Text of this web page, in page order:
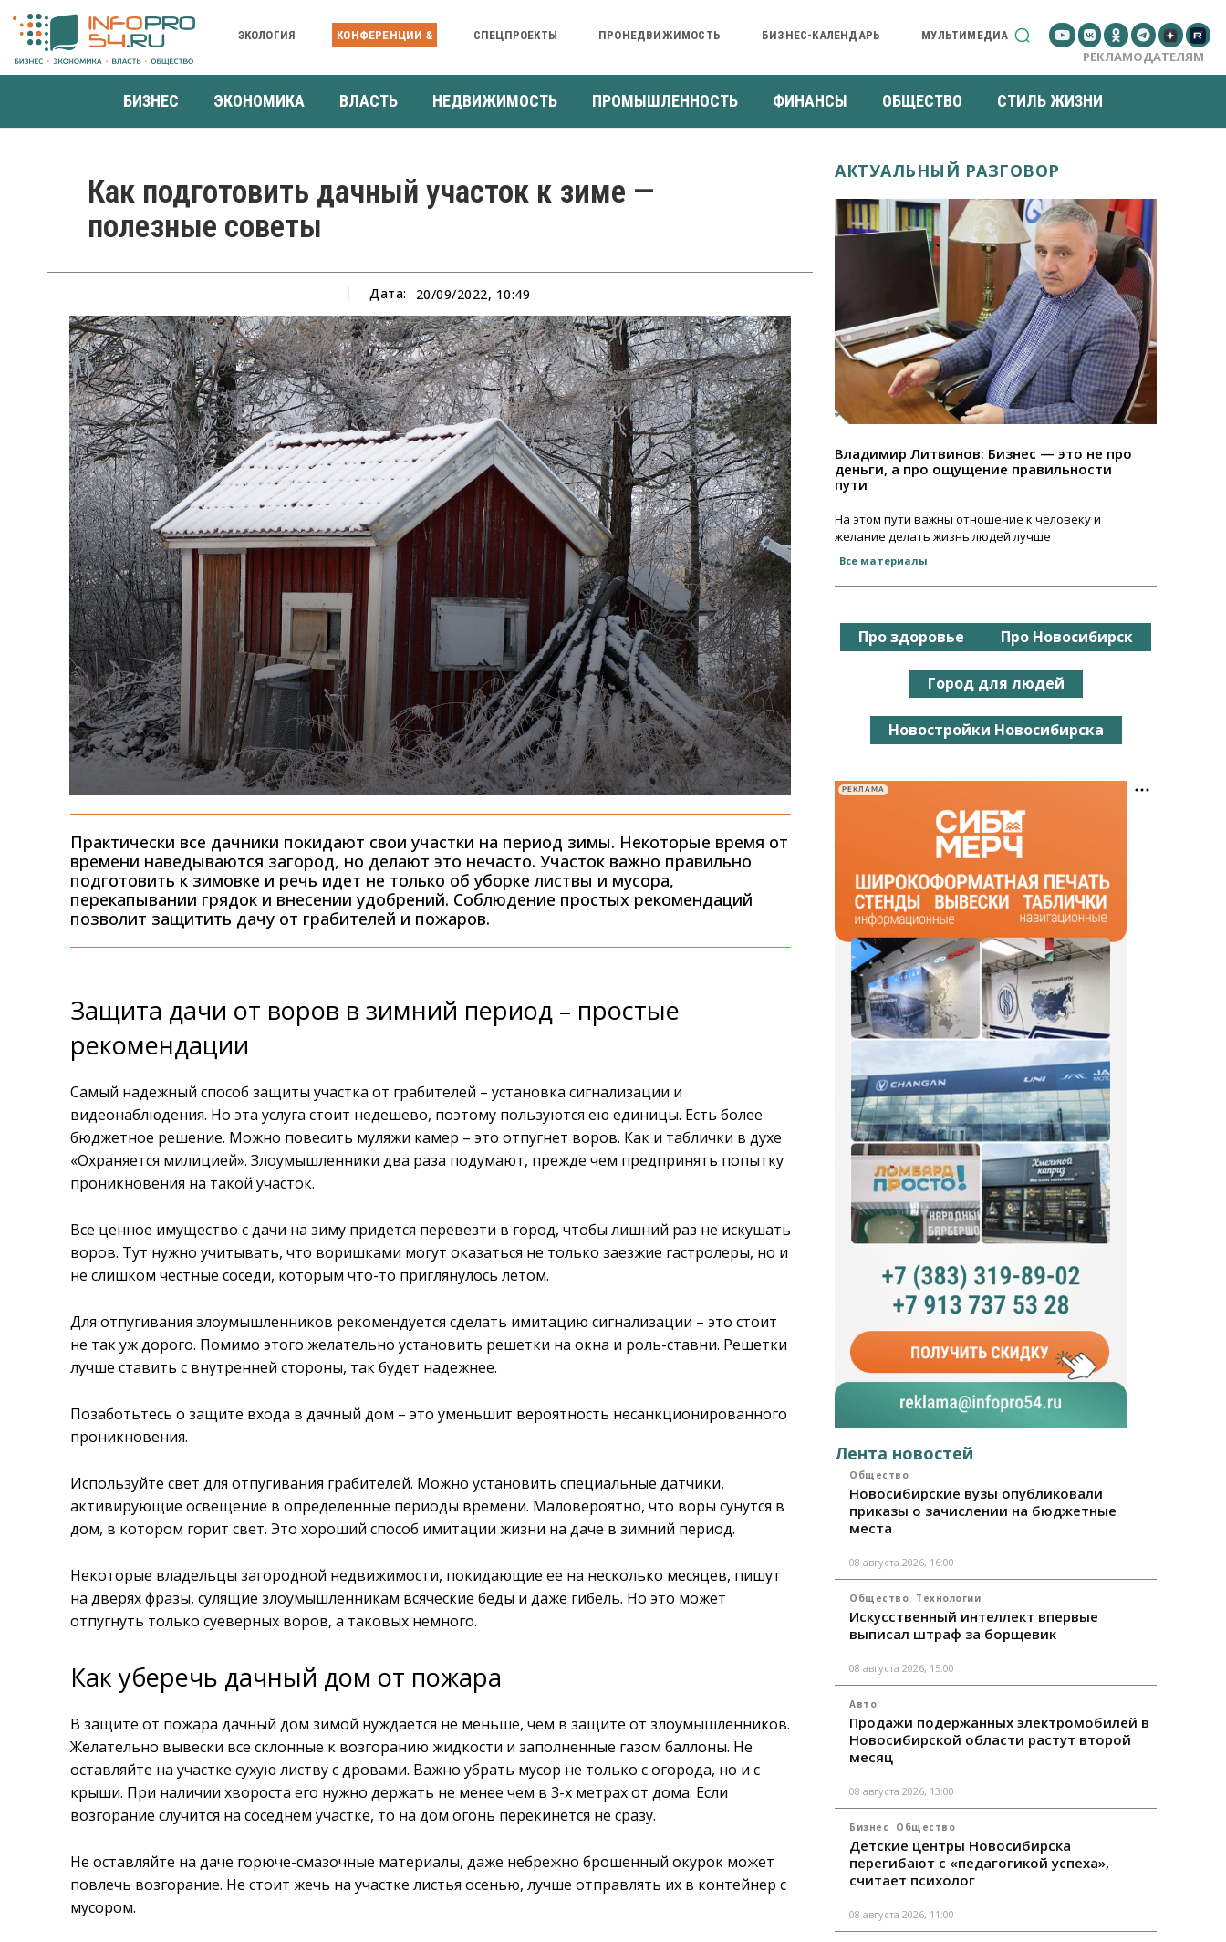
ЭКОЛОГИЯ КОНФЕРЕНЦИИ & СПЕЦПРОЕКТЫ ПРОНЕДВИЖИМОСТЬ БИЗНЕС-КАЛЕНДАРЬ МУЛЬТИМЕДИА
РЕКЛАМОДАТЕЛЯМ
БИЗНЕС ЭКОНОМИКА ВЛАСТЬ НЕДВИЖИМОСТЬ ПРОМЫШЛЕННОСТЬ ФИНАНСЫ ОБЩЕСТВО СТИЛЬ ЖИЗНИ
Как подготовить дачный участок к зиме —
полезные советы
Дата: 20/09/2022, 10:49
Практически все дачники покидают свои участки на период зимы. Некоторые время от
времени наведываются загород, но делают это нечасто. Участок важно правильно
подготовить к зимовке и речь идет не только об уборке листвы и мусора,
перекапывании грядок и внесении удобрений. Соблюдение простых рекомендаций
позволит защитить дачу от грабителей и пожаров.
Защита дачи от воров в зимний период – простые
рекомендации
Самый надежный способ защиты участка от грабителей – установка сигнализации и
видеонаблюдения. Но эта услуга стоит недешево, поэтому пользуются ею единицы. Есть более
бюджетное решение. Можно повесить муляжи камер – это отпугнет воров. Как и таблички в духе
«Охраняется милицией». Злоумышленники два раза подумают, прежде чем предпринять попытку
проникновения на такой участок.
Все ценное имущество с дачи на зиму придется перевезти в город, чтобы лишний раз не искушать
воров. Тут нужно учитывать, что воришками могут оказаться не только заезжие гастролеры, но и
не слишком честные соседи, которым что-то приглянулось летом.
Для отпугивания злоумышленников рекомендуется сделать имитацию сигнализации – это стоит
не так уж дорого. Помимо этого желательно установить решетки на окна и роль-ставни. Решетки
лучше ставить с внутренней стороны, так будет надежнее.
Позаботьтесь о защите входа в дачный дом – это уменьшит вероятность несанкционированного
проникновения.
Используйте свет для отпугивания грабителей. Можно установить специальные датчики,
активирующие освещение в определенные периоды времени. Маловероятно, что воры сунутся в
дом, в котором горит свет. Это хороший способ имитации жизни на даче в зимний период.
Некоторые владельцы загородной недвижимости, покидающие ее на несколько месяцев, пишут
на дверях фразы, сулящие злоумышленникам всяческие беды и даже гибель. Но это может
отпугнуть только суеверных воров, а таковых немного.
Как уберечь дачный дом от пожара
В защите от пожара дачный дом зимой нуждается не меньше, чем в защите от злоумышленников.
Желательно вывески все склонные к возгоранию жидкости и заполненные газом баллоны. Не
оставляйте на участке сухую листву с дровами. Важно убрать мусор не только с огорода, но и с
крыши. При наличии хвороста его нужно держать не менее чем в 3-х метрах от дома. Если
возгорание случится на соседнем участке, то на дом огонь перекинется не сразу.
Не оставляйте на даче горюче-смазочные материалы, даже небрежно брошенный окурок может
повлечь возгорание. Не стоит жечь на участке листья осенью, лучше отправлять их в контейнер с
мусором.
АКТУАЛЬНЫЙ РАЗГОВОР
Владимир Литвинов: Бизнес — это не про
деньги, а про ощущение правильности
пути
На этом пути важны отношение к человеку и
желание делать жизнь людей лучше
Все материалы
Про здоровье Про Новосибирск
Город для людей
Новостройки Новосибирска
РЕКЛАМА
Лента новостей
Общество
Новосибирские вузы опубликовали
приказы о зачислении на бюджетные
места
08 августа 2026, 16:00
Общество Технологии
Искусственный интеллект впервые
выписал штраф за борщевик
08 августа 2026, 15:00
Авто
Продажи подержанных электромобилей в
Новосибирской области растут второй
месяц
08 августа 2026, 13:00
Бизнес Общество
Детские центры Новосибирска
перегибают с «педагогикой успеха»,
считает психолог
08 августа 2026, 11:00